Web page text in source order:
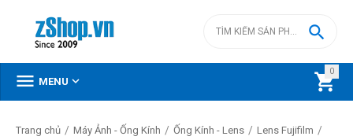
0


 MENU 
Trang chủ / Máy Ảnh - Ống Kính / Ống Kính - Lens / Lens Fujifilm /